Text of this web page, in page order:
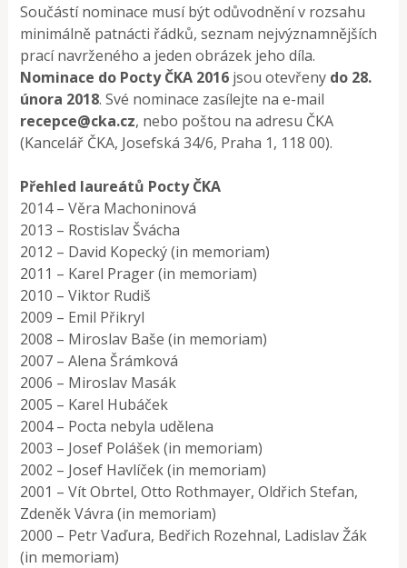
Součástí nominace musí být odůvodnění v rozsahu
minimálně patnácti řádků, seznam nejvýznamnějších
prací navrženého a jeden obrázek jeho díla.
Nominace do Pocty ČKA 2016 jsou otevřeny do 28.
února 2018. Své nominace zasílejte na e-mail
recepce@cka.cz, nebo poštou na adresu ČKA
(Kancelář ČKA, Josefská 34/6, Praha 1, 118 00).
Přehled laureátů Pocty ČKA
2014 – Věra Machoninová
2013 – Rostislav Švácha
2012 – David Kopecký (in memoriam)
2011 – Karel Prager (in memoriam)
2010 – Viktor Rudiš
2009 – Emil Přikryl
2008 – Miroslav Baše (in memoriam)
2007 – Alena Šrámková
2006 – Miroslav Masák
2005 – Karel Hubáček
2004 – Pocta nebyla udělena
2003 – Josef Polášek (in memoriam)
2002 – Josef Havlíček (in memoriam)
2001 – Vít Obrtel, Otto Rothmayer, Oldřich Stefan,
Zdeněk Vávra (in memoriam)
2000 – Petr Vaďura, Bedřich Rozehnal, Ladislav Žák
(in memoriam)